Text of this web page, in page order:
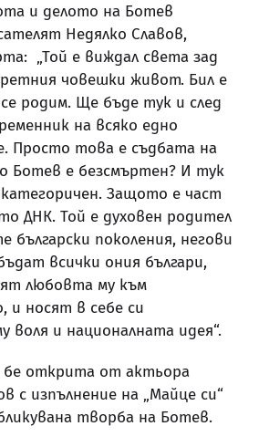
и делото на Ботев
Недялко Славов,
„Той е виждал света зад
човешки живот. Бил е
родим. Ще бъде тук и след
на всяко едно
Просто това е съдбата на
Ботев е безсмъртен? И тук
Защото е част
ДНК. Той е духовен родител
български поколения, негови
всички ония българи,
любовта му към
и носят в себе си
воля и националната идея“.
бе открита от актьора
с изпълнение на „Майце си“
творба на Ботев.